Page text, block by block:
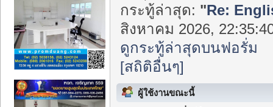
กระทู้ล่าสุด: "Re:
สิงหาคม 2026,
ดูกระทู้ล่าสุดบนฟอรั่ม
[สถิติอื่นๆ]
ผู้ใช้งานขณะนี้